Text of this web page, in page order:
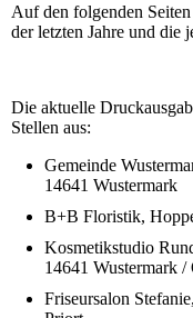
Auf den folgenden
der letzten Jahre und die
Die aktuelle
Stellen aus:
Gemeinde
14641 Wustermark
B+B Floristik,
Kosmetikstudio
14641 Wustermark /
Friseursalon